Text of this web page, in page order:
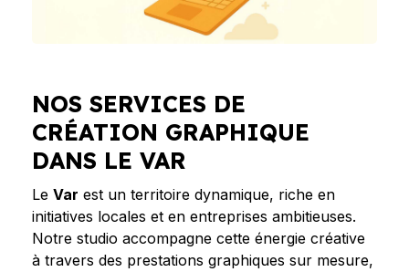
NOS SERVICES DE
CRÉATION GRAPHIQUE
DANS LE VAR
Le Var est un territoire dynamique, riche en
initiatives locales et en entreprises ambitieuses.
Notre studio accompagne cette énergie créative
à travers des prestations graphiques sur mesure,